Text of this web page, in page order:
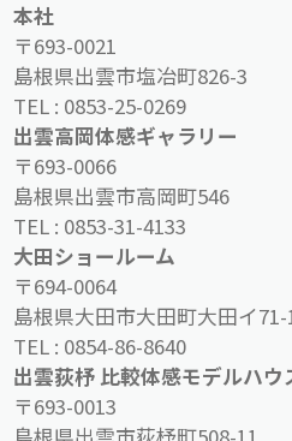
本社
〒693-0021
島根県出雲市塩冶町826-3
TEL : 0853-25-0269
出雲高岡体感ギャラリー
〒693-0066
島根県出雲市高岡町546
TEL : 0853-31-4133
大田ショールーム
〒694-0064
島根県大田市大田町大田イ71-
TEL : 0854-86-8640
出雲荻杼 比較体感モデルハウ
〒693-0013